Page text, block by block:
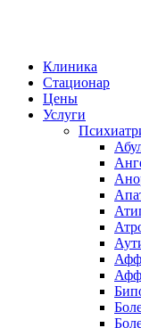
Клиника
Стационар
Цены
Услуги